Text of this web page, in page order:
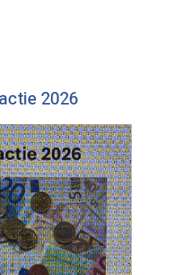
2026